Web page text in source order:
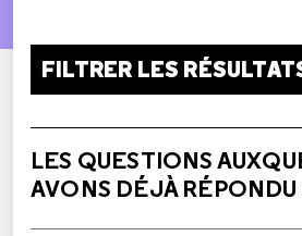
FILTRER LES
LES QUESTIONS
AVONS DÉJÀ RÉPONDU